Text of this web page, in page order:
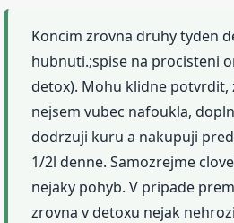
Koncim zrovna druhy tyden
hubnuti.;spise na procisteni
detox). Mohu klidne potvrdit,
nejsem vubec nafoukla,
dodrzuji kuru a nakupuji
1/2l denne. Samozrejme
nejaky pohyb. V pripade
zrovna v detoxu nejak